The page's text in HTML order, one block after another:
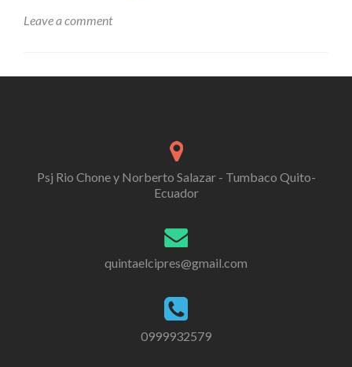
2018
Leave a comment
Psj Rio Chone y Norberto Salazar - Tumbaco Quito-
Ecuador
quintaelcipres@gmail.com
0999932579